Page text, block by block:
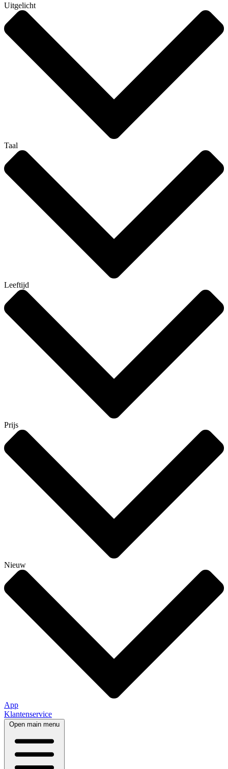
Uitgelicht
Taal
Leeftijd
Prijs
Nieuw
App
Klantenservice
Open main menu